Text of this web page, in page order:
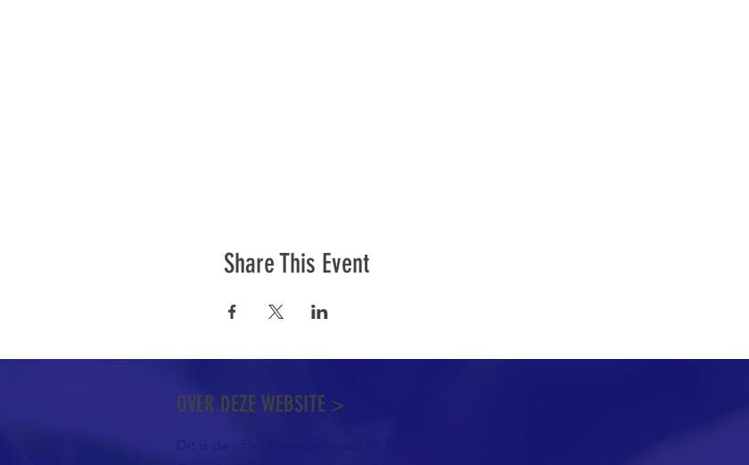
Share This Event
OVER DEZE WEBSITE >